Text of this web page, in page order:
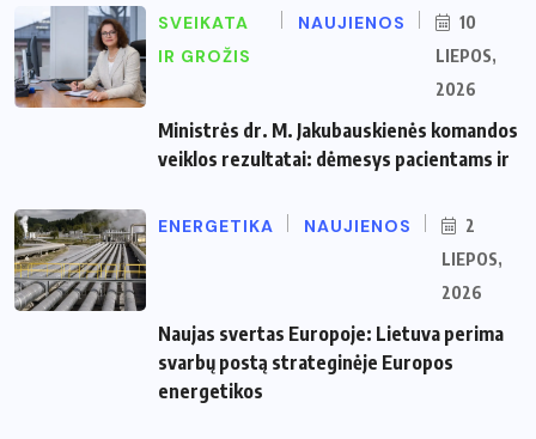
SVEIKATA
IR GROŽIS
NAUJIENOS
10
LIEPOS,
2026
Ministrės dr. M. Jakubauskienės komandos
veiklos rezultatai: dėmesys pacientams ir
ENERGETIKA NAUJIENOS
2
LIEPOS,
2026
Naujas svertas Europoje: Lietuva perima
svarbų postą strateginėje Europos
energetikos